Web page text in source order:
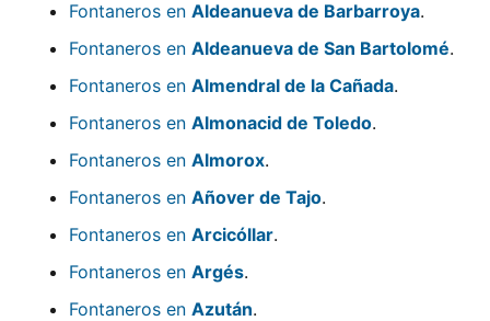
Fontaneros en Aldeanueva de Barbarroya.
Fontaneros en Aldeanueva de San Bartolomé.
Fontaneros en Almendral de la Cañada.
Fontaneros en Almonacid de Toledo.
Fontaneros en Almorox.
Fontaneros en Añover de Tajo.
Fontaneros en Arcicóllar.
Fontaneros en Argés.
Fontaneros en Azután.